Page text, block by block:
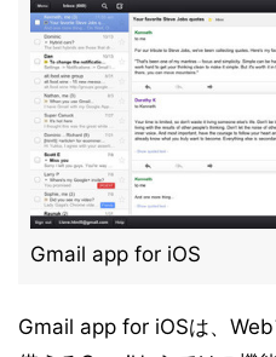
Gmail app for iOS
Gmail app for iOSは、